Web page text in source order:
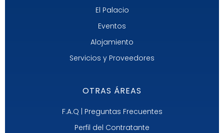
El Palacio
Eventos
Alojamiento
Servicios y Proveedores
OTRAS ÁREAS
F.A.Q | Preguntas Frecuentes
Perfil del Contratante